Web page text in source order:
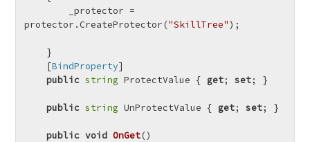
protector.CreateProtector("SkillTree");
    [
BindProperty]
public string ProtectValue { get; set; }
public string UnProtectValue { get; set; }
public void OnGet()